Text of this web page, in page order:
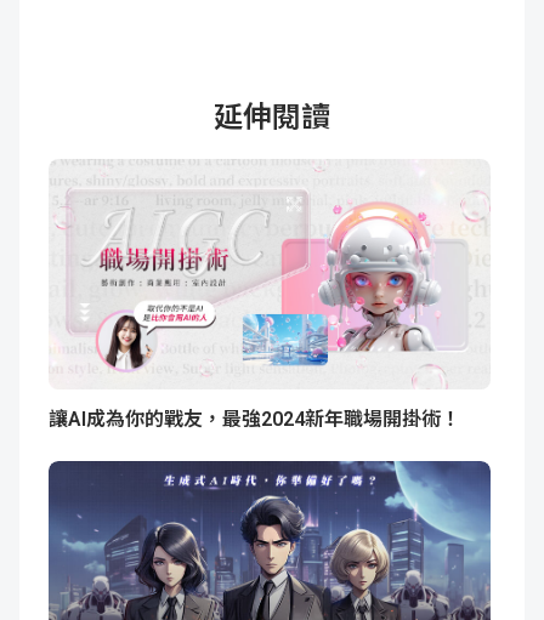
延伸閱讀
讓AI成為你的戰友，最強2024新年職場開掛術！